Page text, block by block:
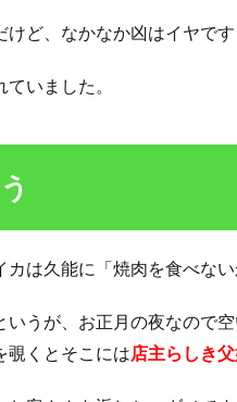
ど、なかなか凶はイヤです
いました。
は久能に「焼肉を食べない
うが、お正月の夜なので
覗くとそこには店主らしき